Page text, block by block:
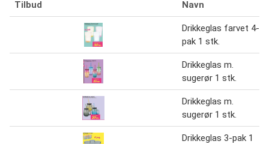
Tilbud Navn
Drikkeglas farvet 4-
pak 1 stk.
Drikkeglas m.
sugerør 1 stk.
Drikkeglas m.
sugerør 1 stk.
Drikkeglas 3-pak 1